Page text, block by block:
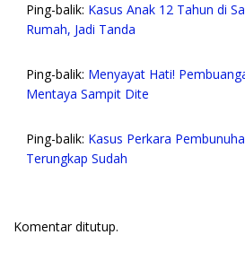
Ping-balik: Kasus Anak 12 Tahun di
Rumah, Jadi Tanda
Ping-balik: Menyayat Hati!
Mentaya Sampit Dite
Ping-balik: Kasus Perkara
Terungkap Sudah
Komentar ditutup.